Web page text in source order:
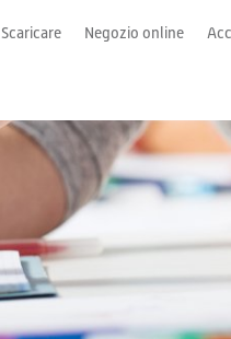
Scaricare Negozio online